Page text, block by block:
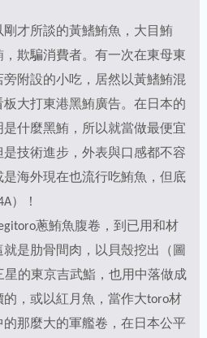
才所談的黃鰭鮪魚，大目鮪
欺騙消費者。有一次在東母東
附設的小吃，居然以黃鰭鮪混
大打東港黑鮪廣告。在日本的
什麼黑鮪，所以就當做最便宜
技術進步，外表與口感都不容
海外現在也流行吃鮪魚，但底
）！
蔥鮪魚腹卷，到已用和材
是肋骨間肉，以貝殼挖出（圖
星的東京吉武鮨，也用中落做成
，或以紅月魚，當作大toro材
那麼大的軍艦卷，在日本公平